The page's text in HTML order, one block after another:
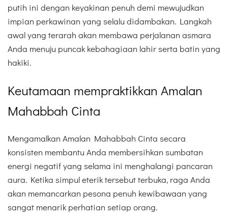
putih ini dengan keyakinan penuh demi mewujudkan
impian perkawinan yang selalu didambakan. Langkah
awal yang terarah akan membawa perjalanan asmara
Anda menuju puncak kebahagiaan lahir serta batin yang
hakiki.
Keutamaan mempraktikkan Amalan
Mahabbah Cinta
Mengamalkan Amalan Mahabbah Cinta secara
konsisten membantu Anda membersihkan sumbatan
energi negatif yang selama ini menghalangi pancaran
aura. Ketika simpul eterik tersebut terbuka, raga Anda
akan memancarkan pesona penuh kewibawaan yang
sangat menarik perhatian setiap orang.